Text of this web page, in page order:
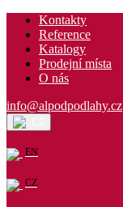
Kontakty
Reference
Katalogy
Prodejní místa
O nás
info@alpodpodlahy.cz
EN
CZ